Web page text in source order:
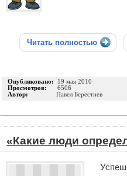
Читать полностью
Опубликовано: 19 мая 2010
Просмотров: 6506
Автор: Павел Берестнев
«Какие люди